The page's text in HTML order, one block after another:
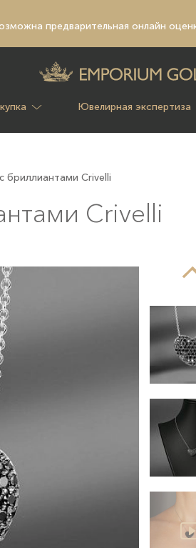
предварительная онлайн
Ювелирная экспертиза
бриллиантами Crivelli
Crivelli